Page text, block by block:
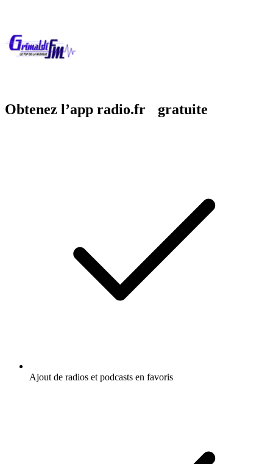
Obtenez l’app radio.fr gratuite
Ajout de radios et podcasts en favoris